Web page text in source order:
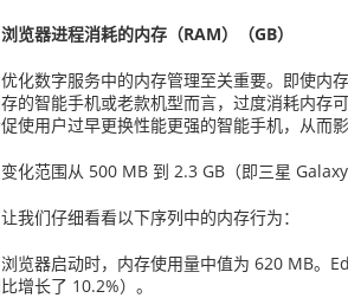
浏览器进程消耗的内存（RAM）（GB）
优化数字服务中的内存管理至关重要。即使内
的智能手机或老款机型而言，过度消耗内存
使用户过早更换性能更强的智能手机，从而影
变化范围从 500 MB 到 2.3 GB（即三星
让我们仔细看看以下序列中的内存行为：
浏览器启动时，内存使用量中值为 620 MB。
增长了 10.2%）。